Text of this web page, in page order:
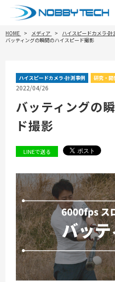
HOME メディア
ハイスピードカメラ-計
バッティングの瞬間のハイスピード撮影
ハイスピードカメラ-計測事例 研究・開
2022/04/26
バッティングの
ド撮影
LINEで送る